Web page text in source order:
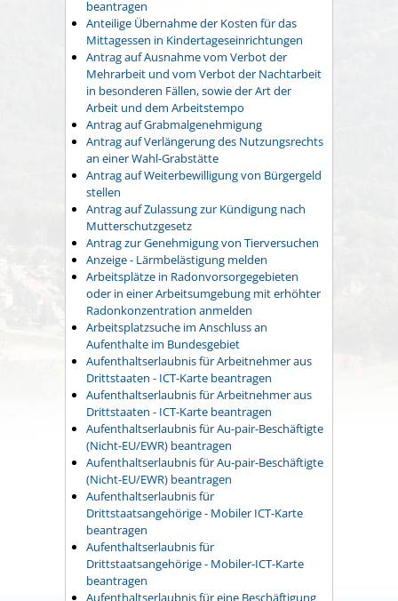
beantragen
Anteilige Übernahme der Kosten für das
Mittagessen in Kindertageseinrichtungen
Antrag auf Ausnahme vom Verbot der
Mehrarbeit und vom Verbot der Nachtarbeit
in besonderen Fällen, sowie der Art der
Arbeit und dem Arbeitstempo
Antrag auf Grabmalgenehmigung
Antrag auf Verlängerung des Nutzungsrechts
an einer Wahl-Grabstätte
Antrag auf Weiterbewilligung von Bürgergeld
stellen
Antrag auf Zulassung zur Kündigung nach
Mutterschutzgesetz
Antrag zur Genehmigung von Tierversuchen
Anzeige - Lärmbelästigung melden
Arbeitsplätze in Radonvorsorgegebieten
oder in einer Arbeitsumgebung mit erhöhter
Radonkonzentration anmelden
Arbeitsplatzsuche im Anschluss an
Aufenthalte im Bundesgebiet
Aufenthaltserlaubnis für Arbeitnehmer aus
Drittstaaten - ICT-Karte beantragen
Aufenthaltserlaubnis für Arbeitnehmer aus
Drittstaaten - ICT-Karte beantragen
Aufenthaltserlaubnis für Au-pair-Beschäftigte
(Nicht-EU/EWR) beantragen
Aufenthaltserlaubnis für Au-pair-Beschäftigte
(Nicht-EU/EWR) beantragen
Aufenthaltserlaubnis für
Drittstaatsangehörige - Mobiler ICT-Karte
beantragen
Aufenthaltserlaubnis für
Drittstaatsangehörige - Mobiler-ICT-Karte
beantragen
Aufenthaltserlaubnis für eine Beschäftigung